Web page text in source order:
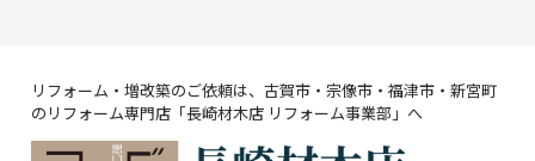
リフォーム・増改築のご依頼は、古賀市・宗像市・福津市・新宮町
のリフォーム専門店「長崎材木店 リフォーム事業部」へ